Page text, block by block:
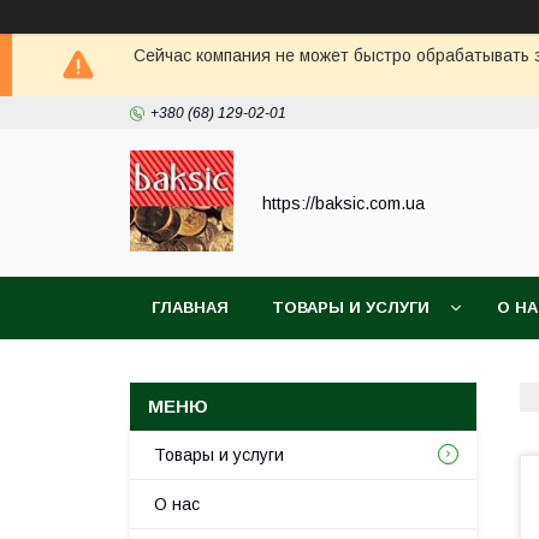
Сейчас компания не может быстро
+380 (68) 129-02-01
https://baksic.com.ua
ГЛАВНАЯ ТОВАРЫ И УСЛУГИ О
Товары и услуги
О нас